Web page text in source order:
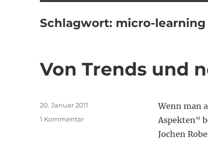
Schlagwort: micro-learning
Von Trends und
Wenn man
Aspekten“
Jochen
Veröffentlicht
20. Januar 2011
1 Kommentarzu